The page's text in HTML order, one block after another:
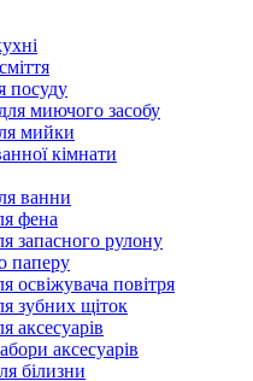
посуду
миючого засобу
мийки
кімнати
ванни
фена
запасного рулону
паперу
освіжувача повітря
зубних щіток
аксесуарів
аксесуарів
білизни